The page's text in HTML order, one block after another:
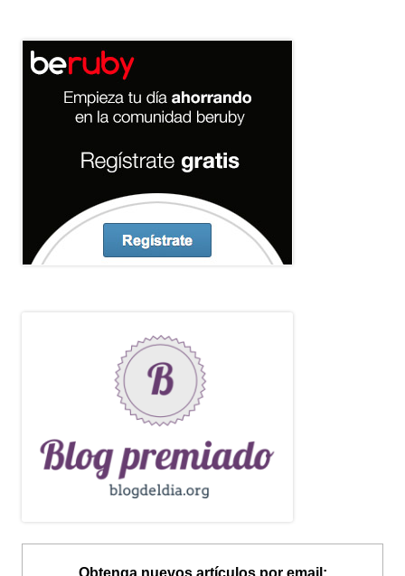
Obtenga nuevos artículos por email: